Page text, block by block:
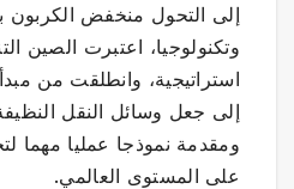
إلى التحول منخفض الكربون
وتكنولوجيا، اعتبرت الصين
استراتيجية، وانطلقت من
إلى جعل وسائل النقل
ومقدمة نموذجا عمليا مهما
على المستوى العالمي.